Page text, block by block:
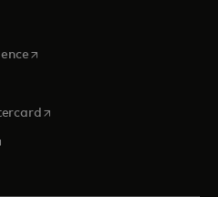
opens in a new tab
in a new tab
opens in a new tab
in a new tab